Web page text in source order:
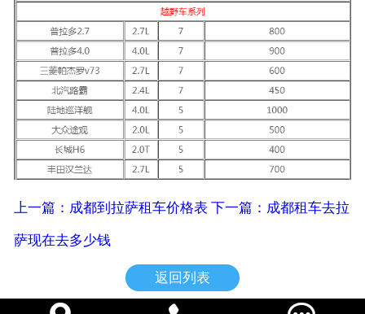
上一篇：成都到拉萨租车价格表 下一篇：成都租车去拉
萨现在去多少钱
返回列表